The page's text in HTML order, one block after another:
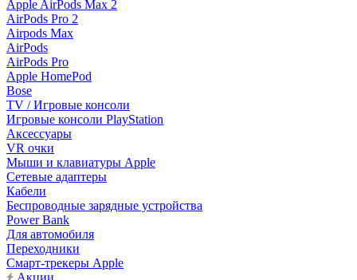
Apple AirPods Max 2
AirPods Pro 2
Airpods Max
AirPods
AirPods Pro
Apple HomePod
Bose
TV / Игровые консоли
Игровые консоли PlayStation
Аксессуары
VR очки
Мыши и клавиатуры Apple
Сетевые адаптеры
Кабели
Беспроводные зарядные устройства
Power Bank
Для автомобиля
Переходники
Смарт-трекеры Apple
Акции